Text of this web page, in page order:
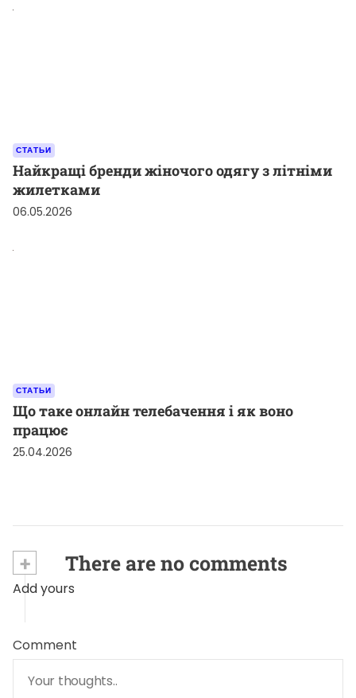
СТАТЬИ
Найкращі бренди жіночого одягу з літніми
жилетками
06.05.2026
СТАТЬИ
Що таке онлайн телебачення і як воно
працює
25.04.2026
+ There are no comments
Add yours
Comment